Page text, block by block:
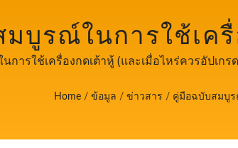
บูรณ์ในการใช้เค
ำเต้าหู้แบบง่าย) |
ช่และล้างถั่วเหลือง
SOON LIH
ารใช้เครื่องกดเต้าหู้ (และเมื่อไหร่ควรอัปเกร
รื่องทำถั่วเหลืองและเต้าหู้ ในฐานะผู้รักษาคว
บลูกค้าทั่วโลกของเรา ให้เราเป็นพันธมิตรที่สำ
Home / ข้อมูล / ข่าวสาร / คู่มือฉบับสมบูร